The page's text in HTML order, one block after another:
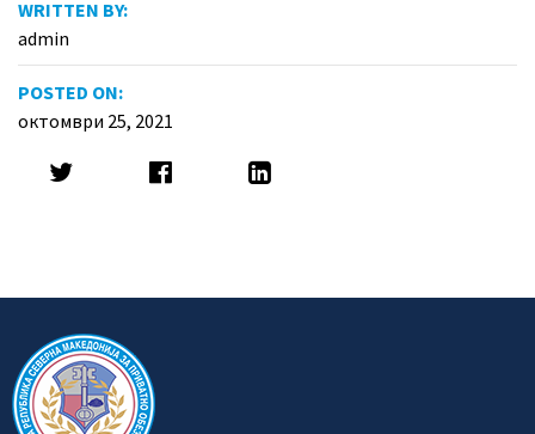
WRITTEN BY:
admin
POSTED ON:
октомври 25, 2021